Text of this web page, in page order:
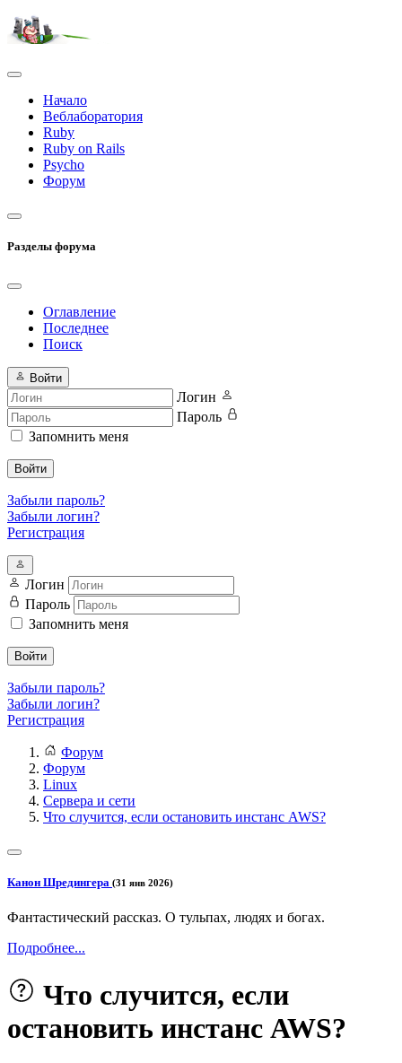
Начало
Веблаборатория
Ruby
Ruby on Rails
Psycho
Форум
Разделы форума
Оглавление
Последнее
Поиск
Войти
Логин
Пароль
Запомнить меня
Войти
Забыли пароль?
Забыли логин?
Регистрация
Логин
Пароль
Запомнить меня
Войти
Забыли пароль?
Забыли логин?
Регистрация
Форум
Форум
Linux
Сервера и сети
Что случится, если остановить инстанс AWS?
Канон Шредингера (31 янв 2026)
Фантастический рассказ. О тульпах, людях и богах.
Подробнее...
Что случится, если
остановить инстанс AWS?